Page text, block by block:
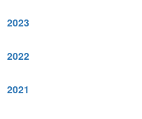
2023
2022
2021